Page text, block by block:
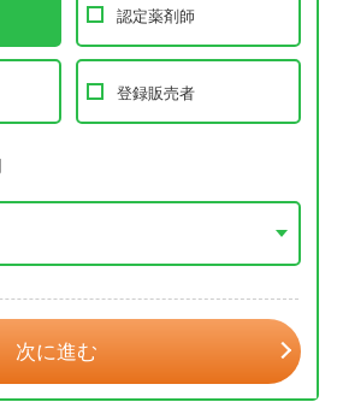
認定薬剤師
登録販売者
次に進む